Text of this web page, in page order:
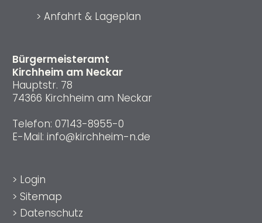
Bürgermeisteramt
Kirchheim am Neckar
Hauptstr. 78
74366 Kirchheim am Neckar
Telefon: 07143-8955-0
E-Mail: info@kirchheim-n.de
> Anfahrt & Lageplan
> Login
> Sitemap
> Datenschutz